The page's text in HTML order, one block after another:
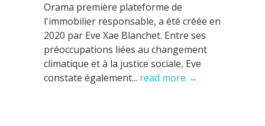
Orama première plateforme de
l'immobilier responsable, a été créée en
2020 par Eve Xae Blanchet. Entre ses
préoccupations liées au changement
climatique et à la justice sociale, Eve
constate également... read more →